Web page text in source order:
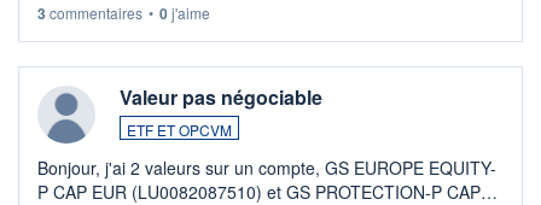
3 commentaires • 0j'aime
Valeur pas négociable
ETF ET OPCVM
Bonjour, j'ai 2 valeurs sur un compte, GS EUROPE EQUITY-
P CAP EUR (LU0082087510) et GS PROTECTION-P CAP